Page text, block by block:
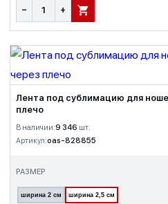
− + В КОРЗИНУ
Лента под сублимацию для
плечо
В наличии:9 346 шт.
Артикул:oas-828855
РАЗМЕР
ширина 2 см ширина 2,5 см